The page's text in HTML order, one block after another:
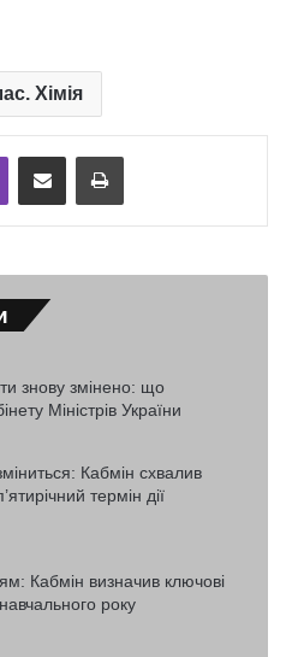
Хімія
Viber Надіслати електронною поштоюНадрукувати
знову змінено: що
Міністрів України
Кабмін схвалив
термін дії
Кабмін визначив ключові
року